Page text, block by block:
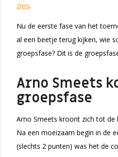
zien.
Nu de eerste fase van het
al een beetje terug kijken, wie
groepsfase? Dit is de
Arno Smeets
groepsfase
Arno Smeets kroont zich tot de
Na een moeizaam begin in de
(slechts 2 punten) was het de